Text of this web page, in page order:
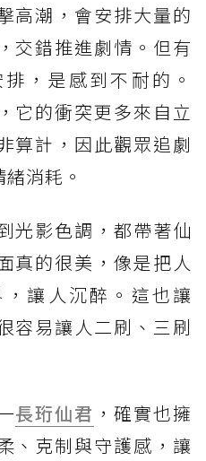
高潮，會安排大量的
交錯推進劇情。但有
，是感到不耐的。
它的衝突更多來自立
算計，因此觀眾追劇
消耗。
光影色調，都帶著仙
真的很美，像是把人
讓人沉醉。這也讓
容易讓人二刷、三刷
長珩仙君 ，確實也擁
、克制與守護感，讓